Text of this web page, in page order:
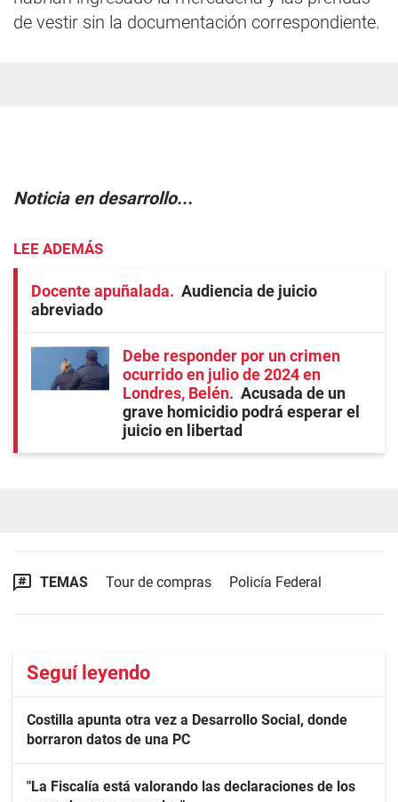
de vestir sin la documentación correspondiente.
Noticia en desarrollo...
LEE ADEMÁS
Docente apuñalada
Audiencia de juicio
abreviado
Debe responder por un crimen
ocurrido en julio de 2024 en
Londres, Belén
Acusada de un
grave homicidio podrá esperar el
juicio en libertad
TEMAS Tour de compras Policía Federal
Seguí leyendo
Costilla apunta otra vez a Desarrollo Social, donde
borraron datos de una PC
"La Fiscalía está valorando las declaraciones de los